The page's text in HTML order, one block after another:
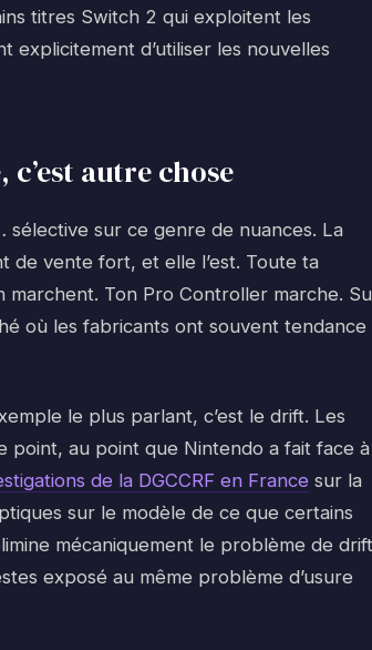
titres Switch 2 qui exploitent les
explicitement d’utiliser les nouvelles
autre chose
sur ce genre de nuances. La
de vente fort, et elle l’est. Toute ta
Ton Pro Controller marche.
où les fabricants ont souvent tendance
le plus parlant, c’est le drift. Les
point, au point que Nintendo a fait face à
de la DGCCRF en France sur la
sur le modèle de ce que certains
mécaniquement le problème de
exposé au même problème d’usure